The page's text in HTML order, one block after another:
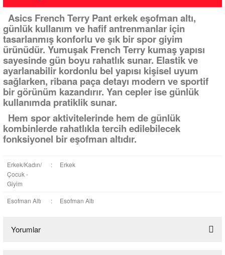
Asics French Terry Pant erkek eşofman altı,
günlük kullanım ve hafif antrenmanlar için
tasarlanmış konforlu ve şık bir spor giyim
ürünüdür. Yumuşak French Terry kumaş yapısı
sayesinde gün boyu rahatlık sunar. Elastik ve
ayarlanabilir kordonlu bel yapısı kişisel uyum
sağlarken, ribana paça detayı modern ve sportif
bir görünüm kazandırır. Yan cepler ise günlük
kullanımda pratiklik sunar.
Hem spor aktivitelerinde hem de günlük
kombinlerde rahatlıkla tercih edilebilecek
fonksiyonel bir eşofman altıdır.
Erkek/Kadın/
Çocuk -
Giyim
: Erkek
Esofman Altı : Esofman Altı
Yorumlar